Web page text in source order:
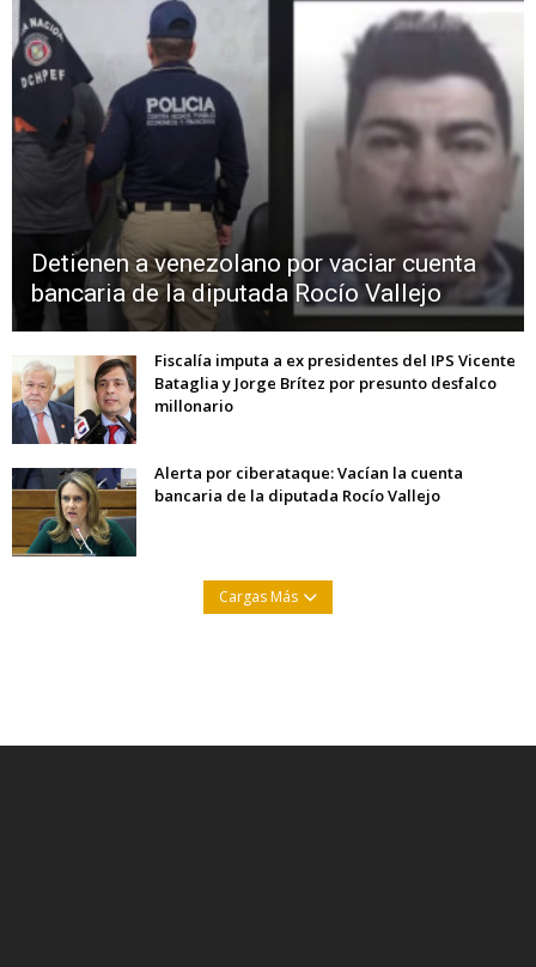
Detienen a venezolano por vaciar cuenta
bancaria de la diputada Rocío Vallejo
Fiscalía imputa a ex presidentes del IPS Vicente
Bataglia y Jorge Brítez por presunto desfalco
millonario
Alerta por ciberataque: Vacían la cuenta
bancaria de la diputada Rocío Vallejo
Cargas Más